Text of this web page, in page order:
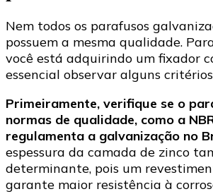
Nem todos os parafusos
possuem a mesma qualidade.
você está adquirindo um fixador
essencial observar alguns
Primeiramente, verifique se o
normas de qualidade, como a
regulamenta a galvanização no
espessura da camada de zinco
determinante, pois um
garante maior resistência à